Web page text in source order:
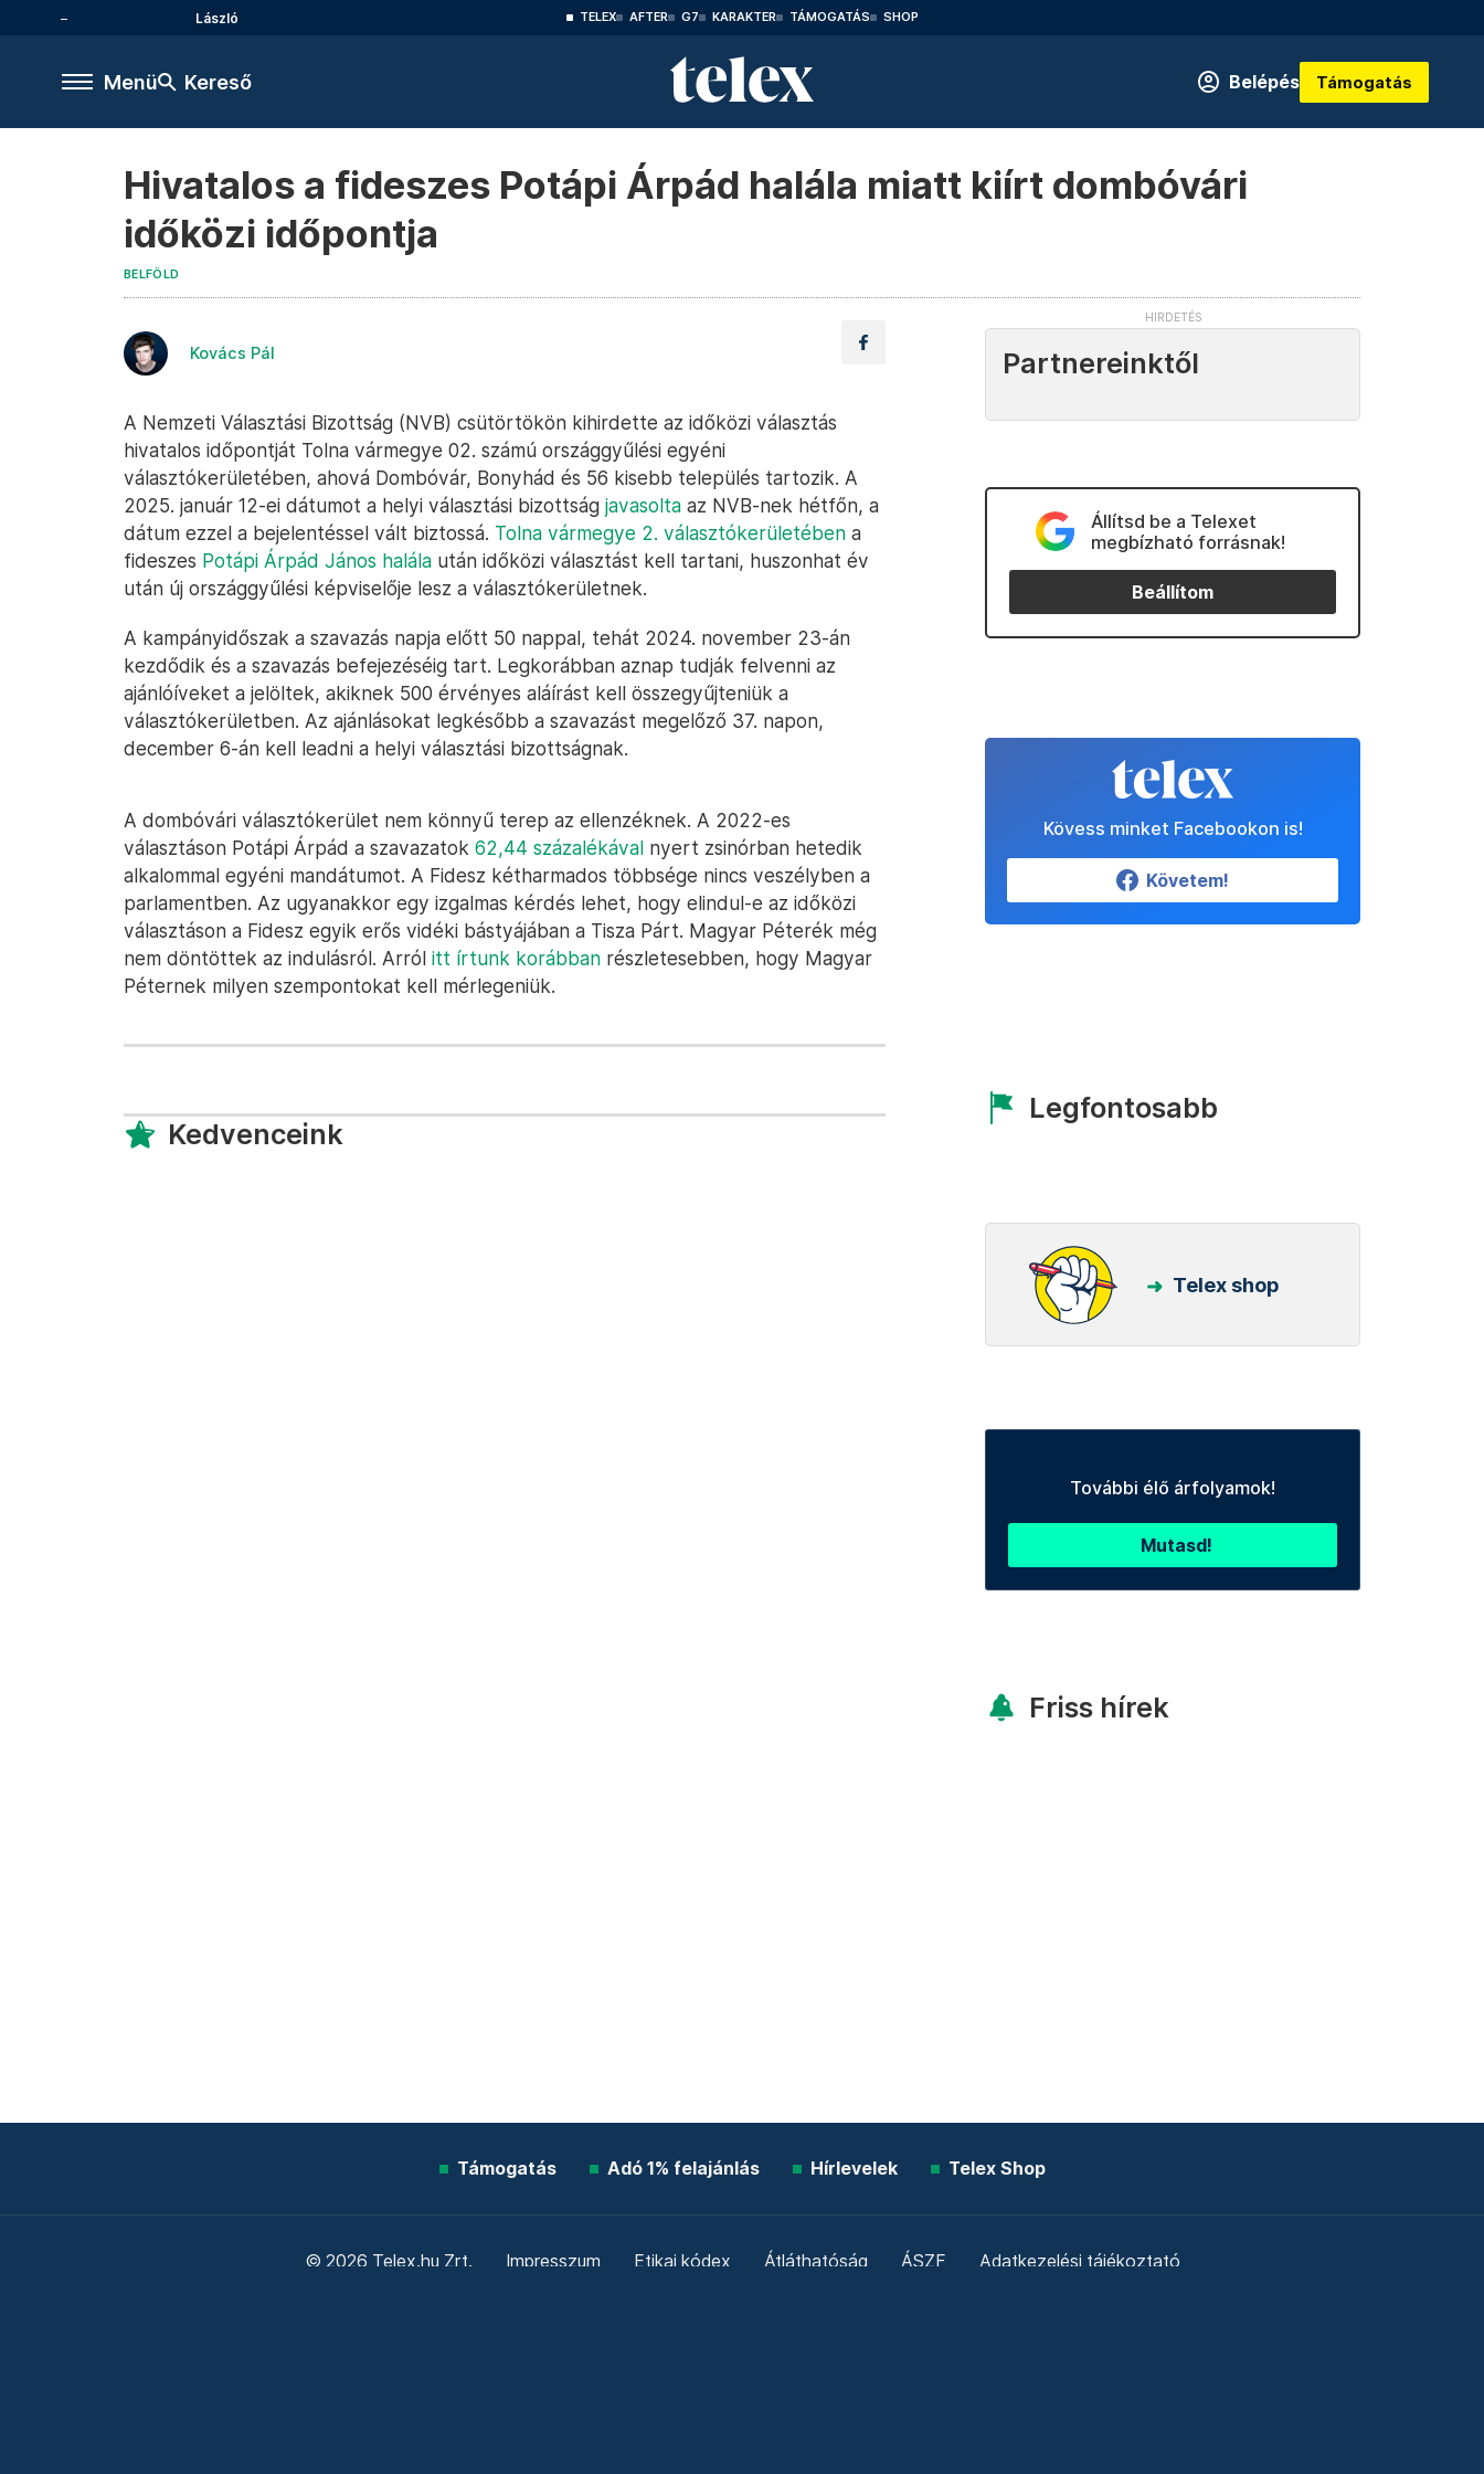
László TELEX AFTER G7 KARAKTER TÁMOGATÁS SHOP
Menü Kereső Belépés Támogatás
Hivatalos a fideszes Potápi Árpád halála miatt kiírt dombóvári
időközi időpontja
BELFÖLD
Kovács Pál
A Nemzeti Választási Bizottság (NVB) csütörtökön kihirdette az időközi választás
hivatalos időpontját Tolna vármegye 02. számú országgyűlési egyéni
választókerületében, ahová Dombóvár, Bonyhád és 56 kisebb település tartozik. A
2025. január 12-ei dátumot a helyi választási bizottság javasolta az NVB-nek hétfőn, a
dátum ezzel a bejelentéssel vált biztossá. Tolna vármegye 2. választókerületében a
fideszes Potápi Árpád János halála után időközi választást kell tartani, huszonhat év
után új országgyűlési képviselője lesz a választókerületnek.
A kampányidőszak a szavazás napja előtt 50 nappal, tehát 2024. november 23-án
kezdődik és a szavazás befejezéséig tart. Legkorábban aznap tudják felvenni az
ajánlóíveket a jelöltek, akiknek 500 érvényes aláírást kell összegyűjteniük a
választókerületben. Az ajánlásokat legkésőbb a szavazást megelőző 37. napon,
december 6-án kell leadni a helyi választási bizottságnak.
A dombóvári választókerület nem könnyű terep az ellenzéknek. A 2022-es
választáson Potápi Árpád a szavazatok 62,44 százalékával nyert zsinórban hetedik
alkalommal egyéni mandátumot. A Fidesz kétharmados többsége nincs veszélyben a
parlamentben. Az ugyanakkor egy izgalmas kérdés lehet, hogy elindul-e az időközi
választáson a Fidesz egyik erős vidéki bástyájában a Tisza Párt. Magyar Péterék még
nem döntöttek az indulásról. Arról itt írtunk korábban részletesebben, hogy Magyar
Péternek milyen szempontokat kell mérlegeniük.
Kedvenceink
Partnereinktől
Állítsd be a Telexet
megbízható forrásnak!
Beállítom
Kövess minket Facebookon is!
Követem!
Legfontosabb
Telex shop
További élő árfolyamok!
Mutasd!
Friss hírek
Támogatás Adó 1% felajánlás Hírlevelek Telex Shop
© 2026 Telex.hu Zrt. Impresszum Etikai kódex Átláthatóság ÁSZF Adatkezelési tájékoztató